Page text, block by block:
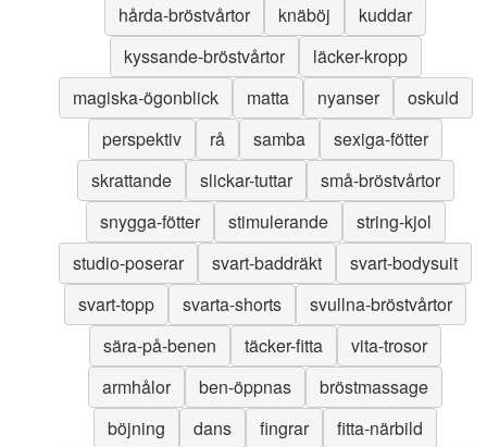
hårda-bröstvårtor
knäböj
kuddar
kyssande-bröstvårtor
läcker-kropp
magiska-ögonblick
matta nyanser
oskuld
perspektiv
rå samba
sexiga-fötter
skrattande
slickar-tuttar
små-bröstvårtor
snygga-fötter
stimulerande
string-kjol
studio-poserar
svart-baddräkt
svart-bodysuit
svart-topp
svarta-shorts
svullna-bröstvårtor
sära-på-benen
täcker-fitta
vita-trosor
armhålor
ben-öppnas
bröstmassage
böjning
dans fingrar
fitta-närbild